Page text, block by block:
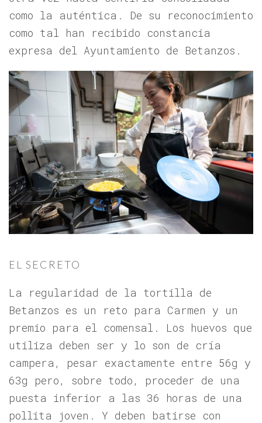
como la auténtica. De su reconocimiento
como tal han recibido constancia
expresa del Ayuntamiento de Betanzos.
EL SECRETO
La regularidad de la tortilla de
Betanzos es un reto para Carmen y un
premio para el comensal. Los huevos que
utiliza deben ser y lo son de cría
campera, pesar exactamente entre 56g y
63g pero, sobre todo, proceder de una
puesta inferior a las 36 horas de una
pollita joven. Y deben batirse con